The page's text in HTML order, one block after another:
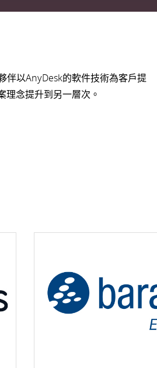
伴以AnyDesk的軟件技術為客戶提
念提升到另一層次。